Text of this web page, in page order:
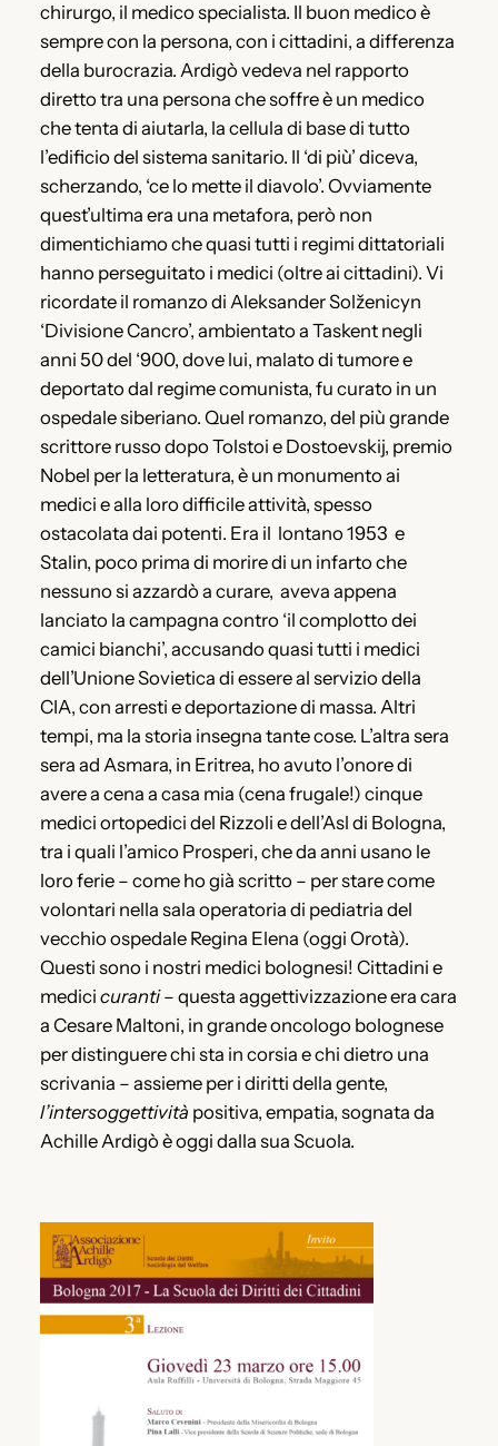
chirurgo, il medico specialista. Il buon medico è
sempre con la persona, con i cittadini, a differenza
della burocrazia. Ardigò vedeva nel rapporto
diretto tra una persona che soffre è un medico
che tenta di aiutarla, la cellula di base di tutto
l’edificio del sistema sanitario. Il ‘di più’ diceva,
scherzando, ‘ce lo mette il diavolo’. Ovviamente
quest’ultima era una metafora, però non
dimentichiamo che quasi tutti i regimi dittatoriali
hanno perseguitato i medici (oltre ai cittadini). Vi
ricordate il romanzo di Aleksander Solženicyn
‘Divisione Cancro’, ambientato a Taskent negli
anni 50 del ‘900, dove lui, malato di tumore e
deportato dal regime comunista, fu curato in un
ospedale siberiano. Quel romanzo, del più grande
scrittore russo dopo Tolstoi e Dostoevskij, premio
Nobel per la letteratura, è un monumento ai
medici e alla loro difficile attività, spesso
ostacolata dai potenti. Era il lontano 1953 e
Stalin, poco prima di morire di un infarto che
nessuno si azzardò a curare, aveva appena
lanciato la campagna contro ‘il complotto dei
camici bianchi’, accusando quasi tutti i medici
dell’Unione Sovietica di essere al servizio della
CIA, con arresti e deportazione di massa. Altri
tempi, ma la storia insegna tante cose. L’altra sera
sera ad Asmara, in Eritrea, ho avuto l’onore di
avere a cena a casa mia (cena frugale!) cinque
medici ortopedici del Rizzoli e dell’Asl di Bologna,
tra i quali l’amico Prosperi, che da anni usano le
loro ferie – come ho già scritto – per stare come
volontari nella sala operatoria di pediatria del
vecchio ospedale Regina Elena (oggi Orotà).
Questi sono i nostri medici bolognesi! Cittadini e
medici curanti– questa aggettivizzazione era cara
a Cesare Maltoni, in grande oncologo bolognese
per distinguere chi sta in corsia e chi dietro una
scrivania – assieme per i diritti della gente,
l’intersoggettività positiva, empatia, sognata da
Achille Ardigò è oggi dalla sua Scuola.